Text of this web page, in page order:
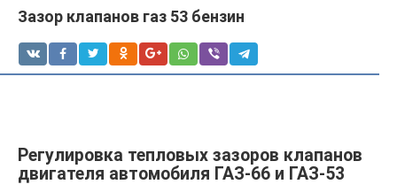
Зазор клапанов газ 53 бензин
Регулировка тепловых зазоров клапанов
двигателя автомобиля ГАЗ-66 и ГАЗ-53